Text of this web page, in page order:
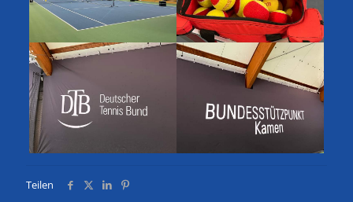
Teilen